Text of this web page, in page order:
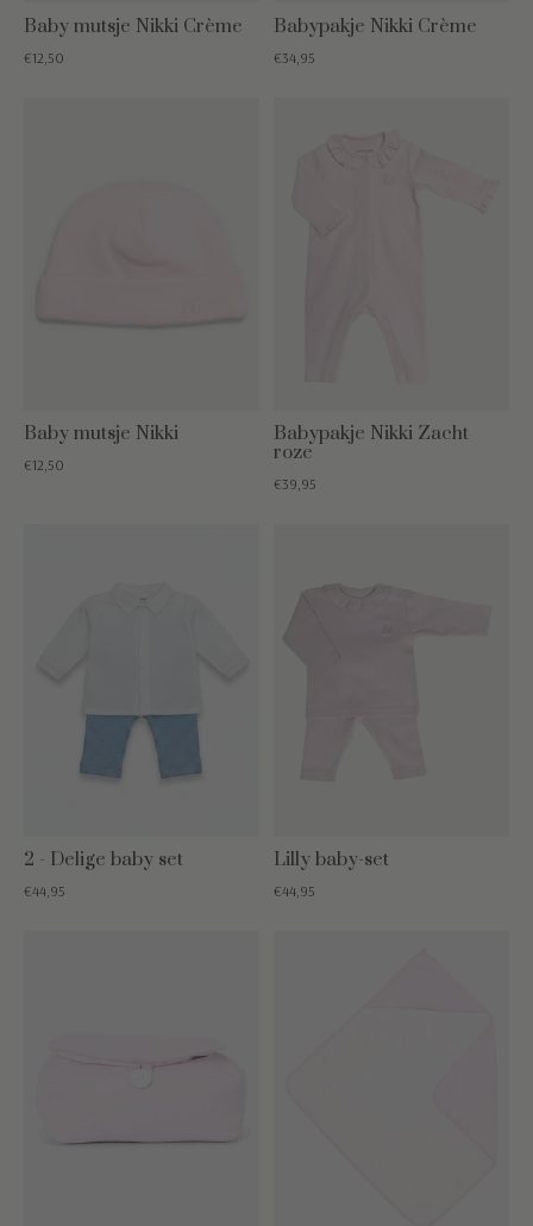
Baby mutsje Nikki Crème
€12,50
Babypakje Nikki Crème
€34,95
Baby mutsje Nikki
€12,50
Babypakje Nikki Zacht
roze
€39,95
2 - Delige baby set
€44,95
Lilly baby-set
€44,95